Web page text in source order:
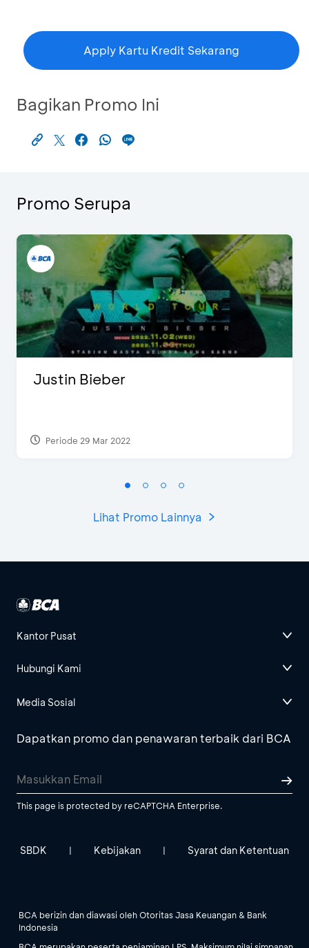
Apply Kartu Kredit Sekarang
Bagikan Promo Ini
Promo Serupa
Justin Bieber
Periode 29 Mar 2022
Lihat Promo Lainnya
Kantor Pusat
Hubungi Kami
Media Sosial
Dapatkan promo dan penawaran terbaik dari BCA
This page is protected by reCAPTCHA Enterprise.
SBDK | Kebijakan | Syarat dan Ketentuan
BCA berizin dan diawasi oleh Otoritas Jasa Keuangan & Bank
Indonesia